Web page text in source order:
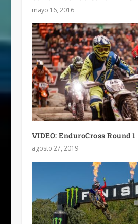
mayo 16, 2016
VIDEO: EnduroCross Round 1
agosto 27, 2019